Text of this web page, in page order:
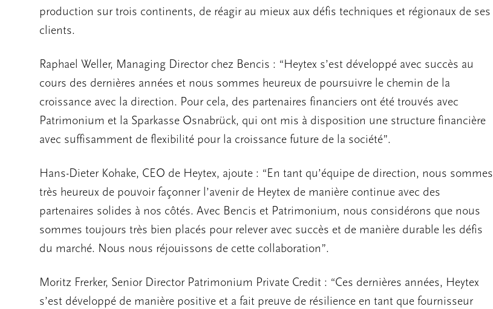
production sur trois continents, de réagir au mieux aux défis techniques et régionaux de ses
clients.
Raphael Weller, Managing Director chez Bencis : “Heytex s’est développé avec succès au
cours des dernières années et nous sommes heureux de poursuivre le chemin de la
croissance avec la direction. Pour cela, des partenaires financiers ont été trouvés avec
Patrimonium et la Sparkasse Osnabrück, qui ont mis à disposition une structure financière
avec suffisamment de flexibilité pour la croissance future de la société”.
Hans-Dieter Kohake, CEO de Heytex, ajoute : “En tant qu’équipe de direction, nous sommes
très heureux de pouvoir façonner l’avenir de Heytex de manière continue avec des
partenaires solides à nos côtés. Avec Bencis et Patrimonium, nous considérons que nous
sommes toujours très bien placés pour relever avec succès et de manière durable les défis
du marché. Nous nous réjouissons de cette collaboration”.
Moritz Frerker, Senior Director Patrimonium Private Credit : “Ces dernières années, Heytex
s’est développé de manière positive et a fait preuve de résilience en tant que fournisseur